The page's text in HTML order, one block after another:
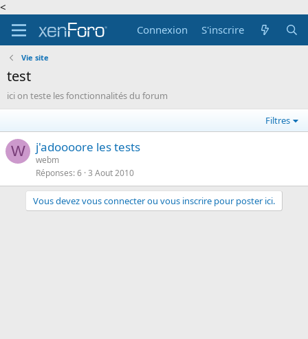
<
Connexion
S'inscrire
Vie site
test
ici on teste les fonctionnalités du forum
Filtres
W j'adoooore les tests
webm
Réponses 6 3 Aout 2010
Vous devez vous connecter ou vous inscrire pour poster ici.